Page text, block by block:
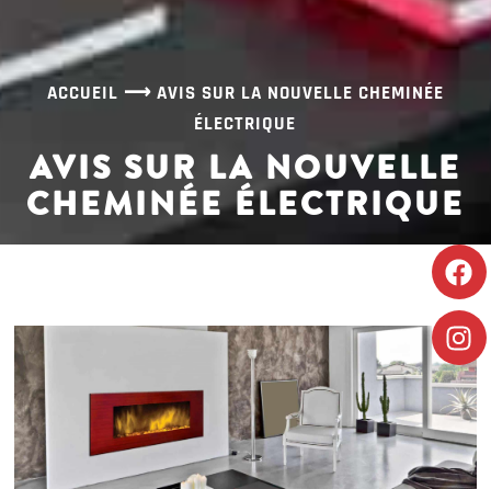
ACCUEIL ⟶ AVIS SUR LA NOUVELLE CHEMINÉE
ÉLECTRIQUE
AVIS SUR LA NOUVELLE
CHEMINÉE ÉLECTRIQUE